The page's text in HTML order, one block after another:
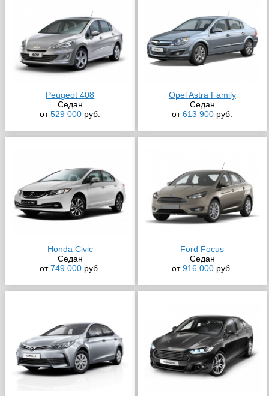
Peugeot 408
Седан
от529 000 руб.
Opel Astra Family
Седан
от613 900 руб.
Honda Civic
Седан
от749 000 руб.
Ford Focus
Седан
от916 000 руб.